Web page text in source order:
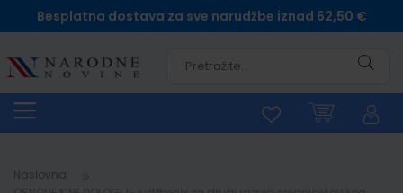
Besplatna dostava za sve narudžbe iznad 62,50 €
Naslovna